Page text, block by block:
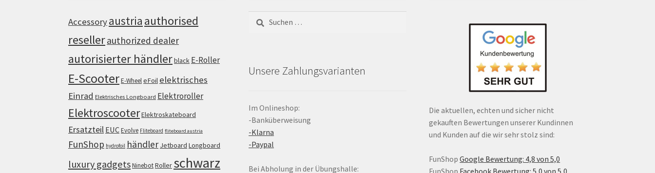
Accessoryaustria authorised
resellerauthorized dealer
autorisierter händlerblack E-Roller
E-ScooterE-WheeleFoil elektrisches
Einrad Elektrisches Longboard Elektroroller
ElektroscooterElektroskateboard
Ersatzteil EUCEvolve Fliteboard fliteboard austria
FunShop hydrofoil händler Jetboard Longboard
luxury gadgetsNinebotRoller schwarz
nach:
Unsere Zahlungsvarianten
Im Onlineshop:
-Banküberweisung
-Klarna
-Paypal
Bei Abholung in der Übungshalle:
Die aktuellen, echten und sicher nicht
gekauften Bewertungen unserer Kundinnen
und Kunden auf die wir sehr stolz sind:
FunShop Google Bewertung: 4,8 von 5,0
FunShop Facebook Bewertung: 5,0 von 5,0